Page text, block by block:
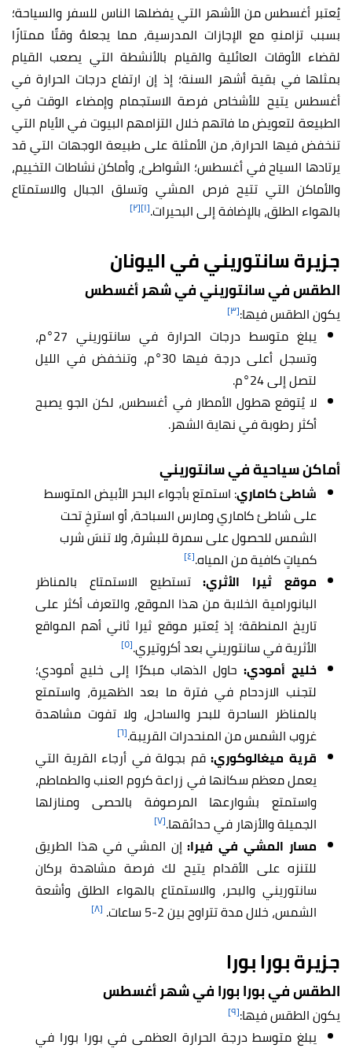
يُعتبر أغسطس من الأشهر التي يفضلها الناس للسفر والسياحة؛
بسبب تزامنهِ مع الإجازات المدرسية، مما يجعلهُ وقتًا ممتازًا
لقضاء الأوقات العائلية والقيام بالأنشطة التي يصعب القيام
بمثلها في بقية أشهر السنة؛ إذ إن ارتفاع درجات الحرارة في
أغسطس يتيح للأشخاص فرصة الاستجمام وإمضاء الوقت في
الطبيعة لتعويض ما فاتهم خلال التزامهم البيوت في الأيام التي
تنخفض فيها الحرارة، من الأمثلة على طبيعة الوجهات التي قد
يرتادها السياح في أغسطس؛ الشواطئ، وأماكن نشاطات التخييم،
والأماكن التي تتيح فرص المشي وتسلق الجبال والاستمتاع
بالهواء الطلق، بالإضافة إلى البحيرات.[١] [٢]
جزيرة سانتوريني في اليونان
الطقس في سانتوريني في شهر أغسطس
يكون الطقس فيها:[٣]
يبلغ متوسط درجات الحرارة في سانتوريني 27°م،
وتسجل أعلى درجة فيها 30°م، وتنخفض في الليل
لتصل إلى 24°م.
لا يُتوقع هطول الأمطار في أغسطس، لكن الجو يصبح
أكثر رطوبة في نهاية الشهر.
أماكن سياحية في سانتوريني
شاطئ كاماري: استمتع بأجواء البحر الأبيض المتوسط
على شاطئ كاماري ومارس السباحة، أو استرخِ تحت
الشمس للحصول على سمرة للبشرة، ولا تنسَ شرب
كمياتٍ كافية من المياه.[٤]
موقع ثيرا الأثري:تستطيع الاستمتاع بالمناظر
البانورامية الخلابة من هذا الموقع، والتعرف أكثر على
تاريخ المنطقة؛ إذ يُعتبر موقع ثيرا ثاني أهم المواقع
الأثرية في سانتوريني بعد أكروتيري.[٥]
خليج أمودي: حاول الذهاب مبكرًا إلى خليج أمودي؛
لتجنب الازدحام في فترة ما بعد الظهيرة، واستمتع
بالمناظر الساحرة للبحر والساحل، ولا تفوت مشاهدة
غروب الشمس من المنحدرات القريبة.[٦]
قرية ميغالوكوري:قم بجولة في أرجاء القرية التي
يعمل معظم سكانها في زراعة كروم العنب والطماطم،
واستمتع بشوارعها المرصوفة بالحصى ومنازلها
الجميلة والأزهار في حدائقها.[٧]
مسار المشي في فيرا:إن المشي في هذا الطريق
للتنزه على الأقدام يتيح لك فرصة مشاهدة بركان
سانتوريني والبحر، والاستمتاع بالهواء الطلق وأشعة
الشمس، خلال مدة تتراوح بين 2-5 ساعات.
[٨]
جزيرة بورا بورا
الطقس في بورا بورا في شهر أغسطس
يكون الطقس فيها:[٩]
يبلغ متوسط درجة الحرارة العظمى في بورا بورا في